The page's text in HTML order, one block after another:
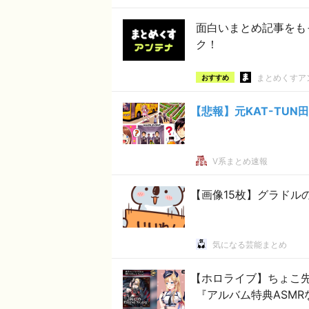
面白いまとめ記事を
ク！
おすすめ まとめくすア
【悲報】元KAT-TUN
V系まとめ速報
【画像15枚】グラド
気になる芸能まとめ
【ホロライブ】ちょ
『アルバム特典